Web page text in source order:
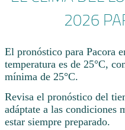
2026
El pronóstico para Pacora
temperatura es de 25°C,
mínima de 25°C.
Revisa el pronóstico del
adáptate a las condiciones
estar siempre preparado.​